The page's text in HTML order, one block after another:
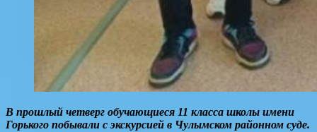
В прошлый четверг обучающиеся 11 класса школы имени
Горького побывали с экскурсией в Чулымском районном суде.